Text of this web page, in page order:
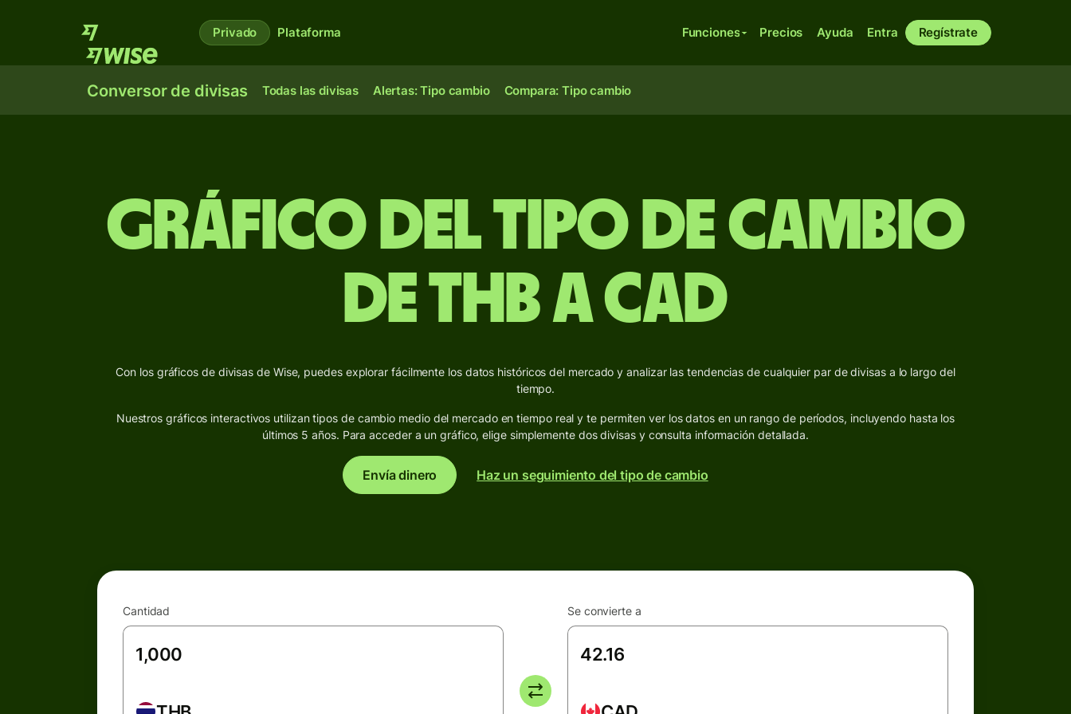
Privado Plataforma Funciones Precios Ayuda Entra Regístrate
Conversor de divisas Todas las divisas Alertas: Tipo cambio Compara: Tipo cambio
Gráfico del Tipo de Cambio
de THB a CAD
Con los gráficos de divisas de Wise, puedes explorar fácilmente los datos históricos del mercado y analizar las tendencias de cualquier par de divisas a lo largo del
tiempo.
Nuestros gráficos interactivos utilizan tipos de cambio medio del mercado en tiempo real y te permiten ver los datos en un rango de períodos, incluyendo hasta los
últimos 5 años. Para acceder a un gráfico, elige simplemente dos divisas y consulta información detallada.
Envía dinero Haz un seguimiento del tipo de cambio
Cantidad Se convierte a